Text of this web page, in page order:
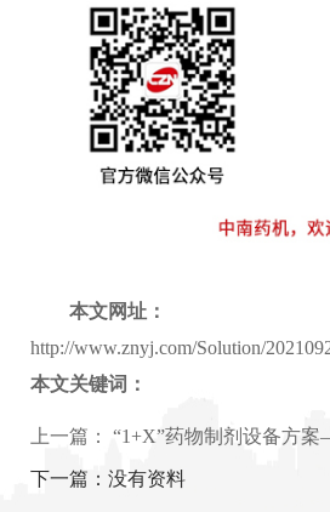
本文网址：
http://www.znyj.com/Solution/
本文关键词：
上一篇： “1+X”药物制剂设备方
下一篇： 没有资料